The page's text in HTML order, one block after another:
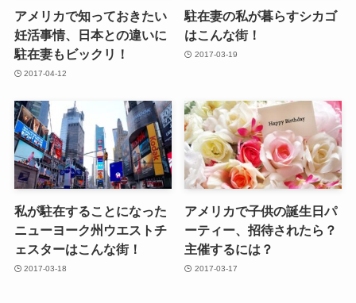
アメリカで知っておきたい
妊活事情、日本との違いに
駐在妻もビックリ！
2017-04-12
駐在妻の私が暮らすシカゴ
はこんな街！
2017-03-19
私が駐在することになった
ニューヨーク州ウエストチ
ェスターはこんな街！
2017-03-18
アメリカで子供の誕生日パ
ーティー、招待されたら？
主催するには？
2017-03-17